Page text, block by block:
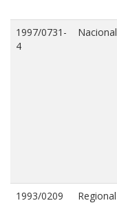
1997/0731-
4
Nacional
1993/0209 Regional